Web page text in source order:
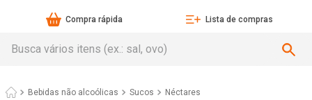
Compra rápida Lista de compras
Bebidas não alcoólicas Sucos Néctares